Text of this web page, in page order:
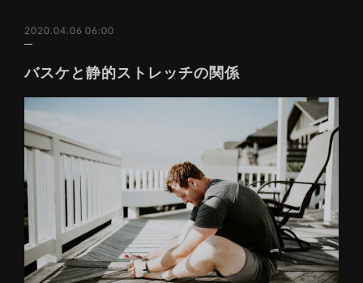
2020.04.06 06:00
バスケと静的ストレッチの関係